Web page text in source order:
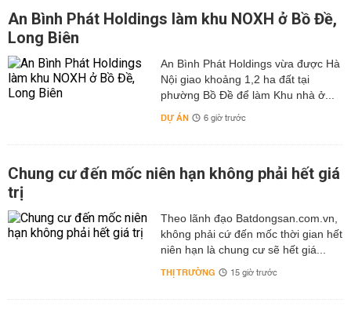
An Bình Phát Holdings làm khu NOXH ở Bồ Đề,
Long Biên
An Bình Phát Holdings vừa được Hà
Nội giao khoảng 1,2 ha đất tại
phường Bồ Đề để làm Khu nhà ở...
DỰ ÁN 6 giờ trước
Chung cư đến mốc niên hạn không phải hết giá
trị
Theo lãnh đạo Batdongsan.com.vn,
không phải cứ đến mốc thời gian hết
niên hạn là chung cư sẽ hết giá...
THỊ TRƯỜNG 15 giờ trước